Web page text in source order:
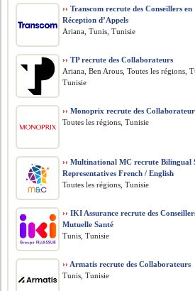
›› Transcom recrute des Conseillers en
Réception d’Appels
Ariana, Tunis, Tunisie
›› TP recrute des Collaborateurs
Ariana, Ben Arous, Toutes les régions,
Tunisie
›› Monoprix recrute des
Toutes les régions, Tunisie
›› Multinational MC recrute Bilingual
Representatives French / English
Toutes les régions, Tunisie
›› IKI Assurance recrute des
Mutuelle Santé
Tunis, Tunisie
›› Armatis recrute des Collaborateurs
Tunis, Tunisie